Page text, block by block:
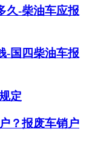
久-柴油车应报
-国四柴油车报
定
？报废车销户